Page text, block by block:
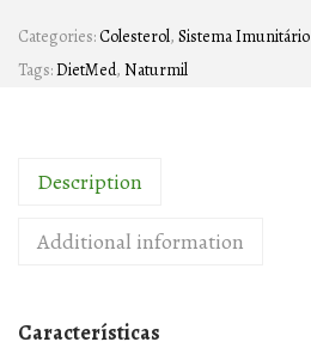
H
O
0
m
Categories:Colesterol, Sistema Imunitário
Tags:DietMed, Naturmil
Description
Additional information
Características